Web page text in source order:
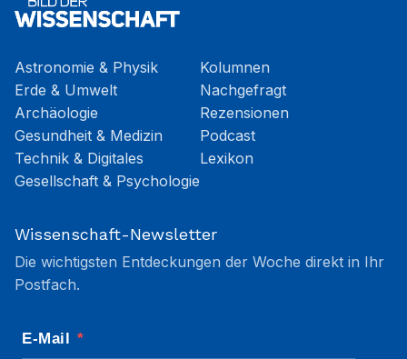
Astronomie & Physik
Erde & Umwelt
Archäologie
Gesundheit & Medizin
Technik & Digitales
Gesellschaft & Psychologie
Kolumnen
Nachgefragt
Rezensionen
Podcast
Lexikon
Wissenschaft-Newsletter
Die wichtigsten Entdeckungen der Woche direkt in Ihr
Postfach.